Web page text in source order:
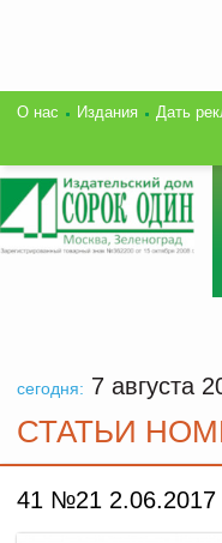
О нас Издания Дать
сегодня: 7 августа
СТАТЬИ
41 №21 2.06.2017